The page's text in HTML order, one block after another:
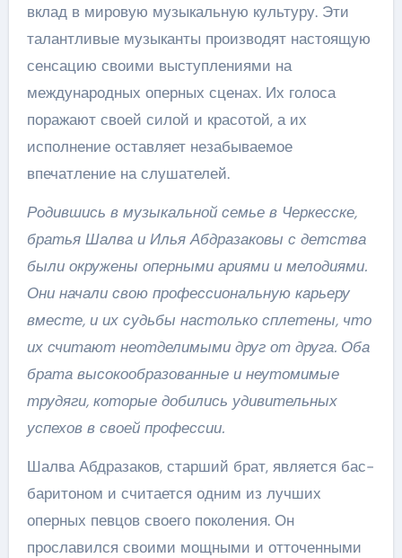
вклад в мировую музыкальную культуру. Эти
талантливые музыканты производят настоящую
сенсацию своими выступлениями на
международных оперных сценах. Их голоса
поражают своей силой и красотой, а их
исполнение оставляет незабываемое
впечатление на слушателей.
Родившись в музыкальной семье в Черкесске,
братья Шалва и Илья Абдразаковы с детства
были окружены оперными ариями и мелодиями.
Они начали свою профессиональную карьеру
вместе, и их судьбы настолько сплетены, что
их считают неотделимыми друг от друга. Оба
брата высокообразованные и неутомимые
трудяги, которые добились удивительных
успехов в своей профессии.
Шалва Абдразаков, старший брат, является бас-
баритоном и считается одним из лучших
оперных певцов своего поколения. Он
прославился своими мощными и отточенными